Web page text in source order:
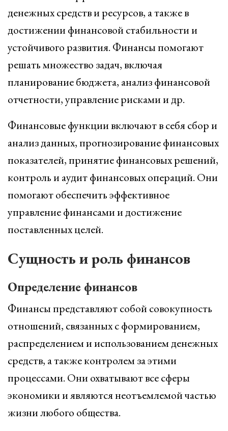
денежных средств и ресурсов, а также в
достижении финансовой стабильности и
устойчивого развития. Финансы помогают
решать множество задач, включая
планирование бюджета, анализ финансовой
отчетности, управление рисками и др.
Финансовые функции включают в себя сбор и
анализ данных, прогнозирование финансовых
показателей, принятие финансовых решений,
контроль и аудит финансовых операций. Они
помогают обеспечить эффективное
управление финансами и достижение
поставленных целей.
Сущность и роль финансов
Определение финансов
Финансы представляют собой совокупность
отношений, связанных с формированием,
распределением и использованием денежных
средств, а также контролем за этими
процессами. Они охватывают все сферы
экономики и являются неотъемлемой частью
жизни любого общества.